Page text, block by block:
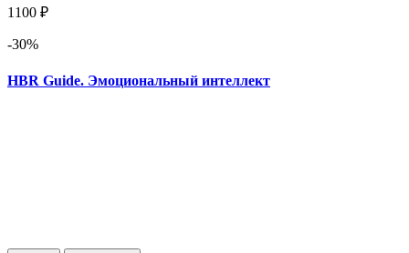
1100 ₽
-30%
HBR Guide. Эмоциональный интеллект